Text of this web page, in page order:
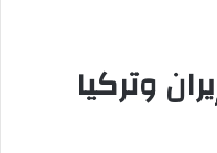
وتركيا